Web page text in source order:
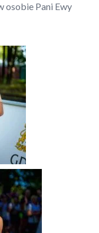
osobie Pani Ewy